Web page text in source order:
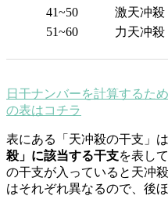
41~50
激天冲殺
51~60
力天冲殺
日干ナンバーを計算するた
の表はコチラ
表にある「天冲殺の干支」は
殺」に該当する干支を表し
の干支が入っていると天冲
はそれぞれ異なるので、後